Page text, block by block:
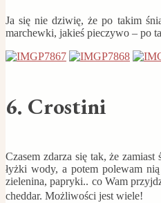
Ja się nie dziwię, że po takim
marchewki, jakieś pieczywo – po
6. Crostini
Czasem zdarza się tak, że
łyżki wody, a potem polewam
zielenina, papryki.. co Wam
cheddar. Możliwości jest wiele!